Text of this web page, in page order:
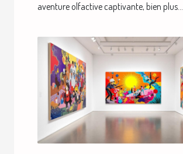
aventure olfactive captivante, bien plus...